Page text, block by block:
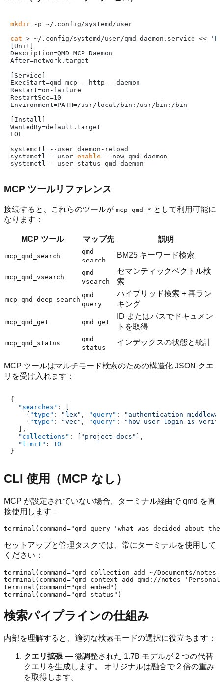
mkdir -p ~/.config/systemd/user
cat > ~/.config/systemd/user/qmd-daemon.service <<
[Unit]
Description=QMD MCP Daemon
After=network.target
[Service]
ExecStart=qmd mcp --http --daemon
Restart=on-failure
RestartSec=10
Environment=PATH=/usr/local/bin:/usr/bin:/bin
[Install]
WantedBy=default.target
EOF
systemctl --user daemon-reload
systemctl --user enable --now qmd-daemon
MCP ツールリファレンス
接続すると、これらのツールが mcp_qmd_* として利用可能に
なります：
MCP ツール マップ先 説明
mcp_qmd_search
qmd
search
BM25 キーワード検索
mcp_qmd_vsearch
qmd
vsearch
セマンティックベクトル検
索
mcp_qmd_deep_search
qmd
query
ハイブリッド検索 + 再ラン
キング
mcp_qmd_get qmd get
ID またはパスでドキュメン
トを取得
mcp_qmd_status
qmd
status
インデックスの状態と統計
MCP ツールはマルチモード検索のための構造化 JSON クエ
リを受け入れます：
{
"searches" :
{ "type" : "lex" , "query" :
"authentication
{ "type" : "vec" , "query" :
"how user login is
,
"collections" : "project-docs"
,
"limit" :
10
}
CLI 使用（MCP なし）
MCP が設定されていない場合、ターミナル経由で qmd を直
接使用します：
セットアップと管理タスクでは、常にターミナルを使用して
ください：
terminal(command="qmd collection add ~/Documents/
terminal(command="qmd context add qmd://notes
terminal(command="qmd embed")
検索パイプラインの仕組み
内部を理解すると、適切な検索モードの選択に役立ちます：
クエリ拡張 — 微調整された 1.7B モデルが 2 つの代替
クエリを生成します。 オリジナルは融合で 2 倍の重み
を取得します。